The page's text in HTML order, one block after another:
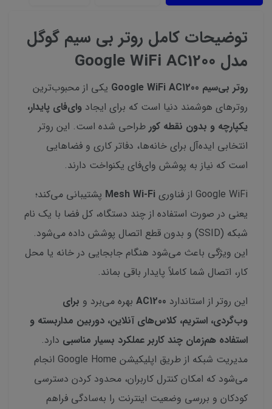
توضیحات کامل روتر بی سیم گوگل
مدل Google WiFi AC1200
روتر بی‌سیم Google WiFi AC1200
یکی از محبوب‌ترین
روترهای هوشمند دنیا است که برای ایجاد وای‌فای پایدار،
یکپارچه و بدون نقطه کور طراحی شده است. این روتر
انتخابی ایده‌آل برای خانه‌ها، دفاتر کاری و فضاهایی
است که نیاز به پوشش وای‌فای یکنواخت دارند.
Google WiFi از فناوری
Mesh Wi-Fi پشتیبانی می‌کند؛
یعنی در صورت استفاده از چند دستگاه، کل فضا با یک نام
شبکه (SSID) و بدون قطع اتصال پوشش داده می‌شود.
این ویژگی باعث می‌شود هنگام جابجایی در خانه یا محل
کار، اتصال شما کاملاً پایدار باقی بماند.
این روتر از استاندارد AC1200 بهره می‌برد و برای
وب‌گردی، استریم، کلاس‌های آنلاین، دوربین مداربسته و
استفاده هم‌زمان چند کاربر عملکرد بسیار مناسبی دارد.
مدیریت شبکه از طریق اپلیکیشن Google Home انجام
می‌شود که امکان کنترل کاربران، محدود کردن دسترسی
کودکان و بررسی وضعیت اینترنت را به‌سادگی فراهم